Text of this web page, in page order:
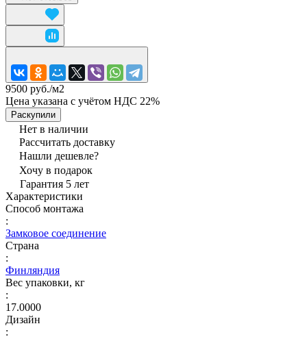
9500 руб./м2
Цена указана с учётом НДС 22%
Раскупили
Нет в наличии
Рассчитать доставку
Нашли дешевле?
Хочу в подарок
Гарантия 5 лет
Характеристики
Способ монтажа
:
Замковое соединение
Страна
:
Финляндия
Вес упаковки, кг
:
17.0000
Дизайн
: